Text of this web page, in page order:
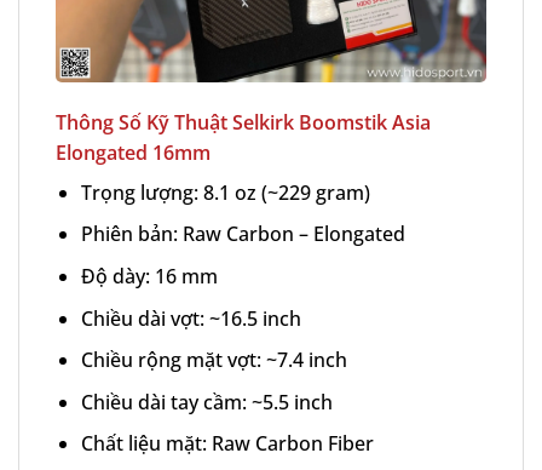
Thông Số Kỹ Thuật Selkirk Boomstik Asia
Elongated 16mm
Trọng lượng: 8.1 oz (~229 gram)
Phiên bản: Raw Carbon – Elongated
Độ dày: 16 mm
Chiều dài vợt: ~16.5 inch
Chiều rộng mặt vợt: ~7.4 inch
Chiều dài tay cầm: ~5.5 inch
Chất liệu mặt: Raw Carbon Fiber